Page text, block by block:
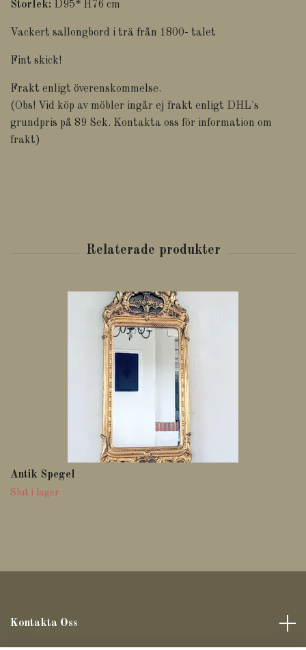
Storlek: D95* H76 cm
Vackert sallongbord i trä från 1800- talet
Fint skick!
Frakt enligt överenskommelse.
(Obs! Vid köp av möbler ingår ej frakt enligt DHL's
grundpris på 89 Sek. Kontakta oss för information om
frakt)
Antik Spegel
Slut i lager
Kontakta Oss